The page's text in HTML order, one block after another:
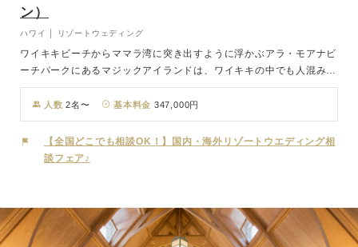
ン）
ハワイ │ リゾートウェディング
ワイキキビーチからママラ湾に突き出すように浮かぶアラ・モアナビ
ーチパークにあるマジックアイランドは、ワイキキの中でも人混みの
ない穴場スポットとして有名。ウクレレの音色をバックに、緑がまぶ
しい開放的なガーデンウェディングが叶います。有名なアラ・モアナ
センターも近く、挙式前後のショッピングも楽しみの一つです。
人数 2名〜 基本料金 347,000円
【全国どこでも相談OK！】国内・海外リゾートウエディング相
談フェア♪